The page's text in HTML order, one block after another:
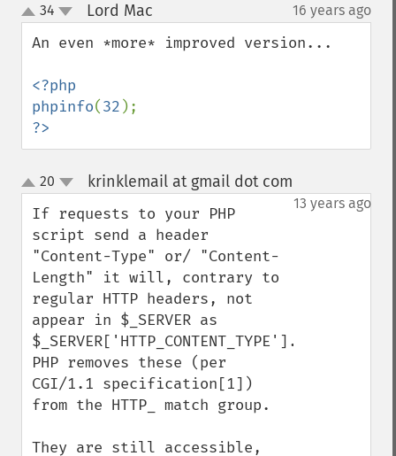
up
down
34 Lord Mac 16 years ago
An even *more* improved version...
<?php
phpinfo(32
?>
up
down
20 krinklemail at gmail dot com
13 years ago
If requests to your PHP
script send a header
"Content-Type" or/ "Content-
Length" it will, contrary to
regular HTTP headers, not
appear in $_SERVER as
$_SERVER['HTTP_CONTENT_TYPE'].
PHP removes these (per
CGI/1.1 specification[1])
from the HTTP_ match group.
They are still accessible,